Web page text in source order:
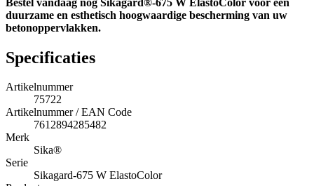
duurzame en esthetisch hoogwaardige bescherming van uw
betonoppervlakken.
Specificaties
Artikelnummer
75722
Artikelnummer / EAN Code
7612894285482
Merk
Sika®
Serie
Sikagard-675 W ElastoColor